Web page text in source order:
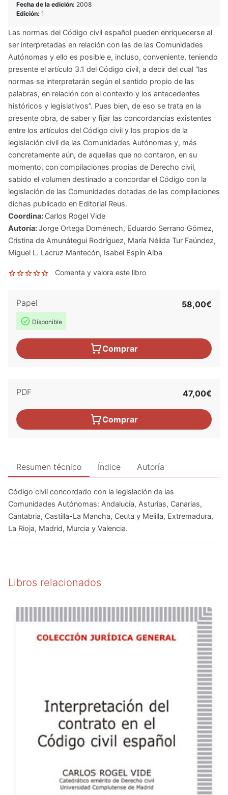
Fecha de la edición: 2008
Edición: 1
Las normas del Código civil español pueden enriquecerse al
ser interpretadas en relación con las de las Comunidades
Autónomas y ello es posible e, incluso, conveniente, teniendo
presente el artículo 3.1 del Código civil, a decir del cual “las
normas se interpretarán según el sentido propio de las
palabras, en relación con el contexto y los antecedentes
históricos y legislativos”. Pues bien, de eso se trata en la
presente obra, de saber y fijar las concordancias existentes
entre los artículos del Código civil y los propios de la
legislación civil de las Comunidades Autónomas y, más
concretamente aún, de aquellas que no contaron, en su
momento, con compilaciones propias de Derecho civil,
sabido el volumen destinado a concordar el Código con la
legislación de las Comunidades dotadas de las compilaciones
dichas publicado en Editorial Reus.
Coordina: Carlos Rogel Vide
Autoría:Jorge Ortega Doménech, Eduardo Serrano Gómez,
Cristina de Amunátegui Rodríguez, María Nélida Tur Faúndez,
Miguel L. Lacruz Mantecón, Isabel Espín Alba
Comenta y valora este libro
Papel
Disponible
58,00€
Comprar
PDF 47,00€
Comprar
Resumen técnico Índice Autoría
Código civil concordado con la legislación de las
Comunidades Autónomas: Andalucía, Asturias, Canarias,
Cantabria, Castilla-La Mancha, Ceuta y Melilla, Extremadura,
La Rioja, Madrid, Murcia y Valencia.
Libros relacionados